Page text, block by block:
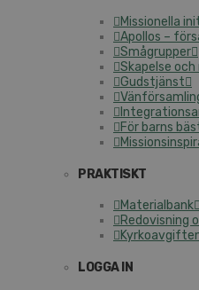
Missionella
Apollos –
Smågrupper
Skapelse och
Gudstjänst
För barns
PRAKTISKT
Materialbank
Redovisning
LOGGA IN